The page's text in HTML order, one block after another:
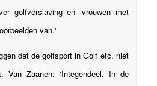
golfverslaving en ‘vrouwen met
van.'
dat de golfsport in Golf etc. niet
Van Zaanen: ‘Integendeel. In de